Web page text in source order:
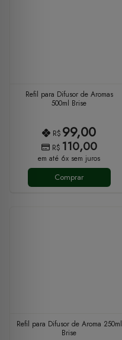
Refil para Difusor de Aromas
500ml Brise
R$ 99,00
R$ 110,00
em até 6x sem juros
Comprar
Refil para Difusor de Aroma 250ml
Brise